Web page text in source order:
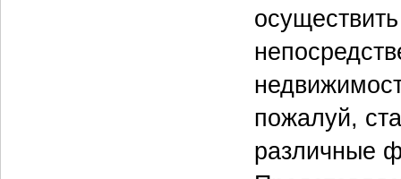
пожалуй,
различные